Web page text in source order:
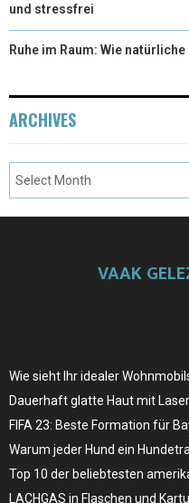
und stressfrei
Ruhe im Raum: Wie
ARCHIVES
VAAK
Wie sieht Ihr idealer
Dauerhaft glatte Haut mit
FIFA 23: Beste Formation für
Warum jeder Hund ein
Top 10 der beliebtesten
LACHGAS in Flaschen und